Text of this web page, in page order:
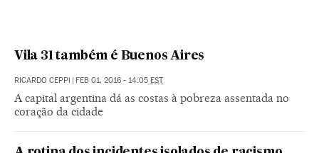
Vila 31 também é Buenos Aires
RICARDO CEPPI FEB 01, 2016 - 14:05 EST
A capital argentina dá as costas à pobreza assentada no
coração da cidade